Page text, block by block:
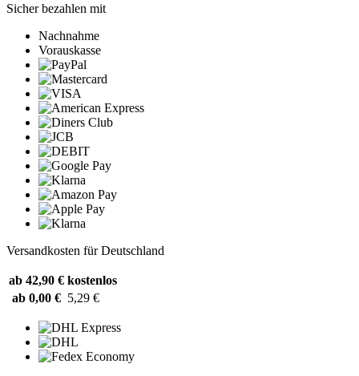
Sicher bezahlen mit
Nachnahme
Vorauskasse
Versandkosten für Deutschland
ab 42,90 € kostenlos
ab 0,00 € 5,29 €